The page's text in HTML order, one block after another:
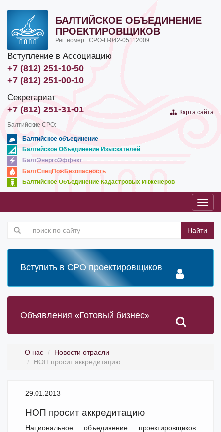
БАЛТИЙСКОЕ ОБЪЕДИНЕНИЕ
ПРОЕКТИРОВЩИКОВ
Рег. номер: СРО-П-042-05112009
Вступление в Ассоциацию
+7 (812) 251-10-50
+7 (812) 251-00-10
Секретариат
+7 (812) 251-31-01
Карта сайта
Балтийские СРО:
Балтийское объединение
Балтийское Объединение Изыскателей
БалтЭнергоЭффект
БалтСпецПожБезопасность
Балтийское Объединение Кадастровых Инженеров
Найти
Вступить в СРО проектировщиков
Объявления «Готовый бизнес»
О нас
Новости отрасли
НОП просит аккредитацию
29.01.2013
НОП просит аккредитацию
Национальное объединение проектировщиков